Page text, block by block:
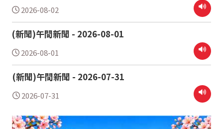
2026-08-02
(新聞)午間新聞 - 2026-08-01
2026-08-01
(新聞)午間新聞 - 2026-07-31
2026-07-31